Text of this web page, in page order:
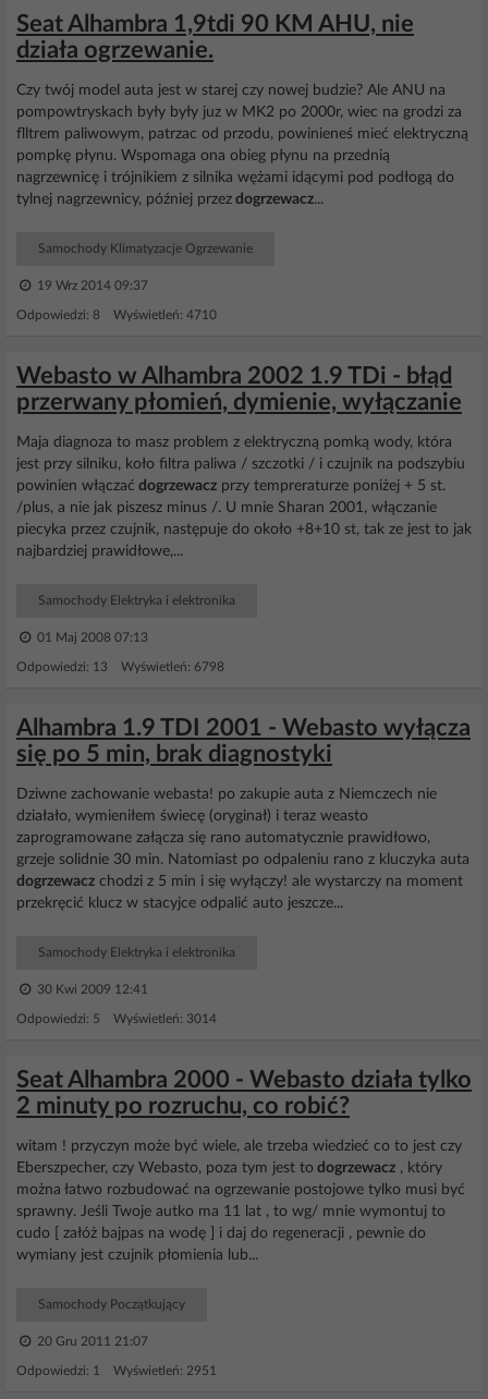
Seat Alhambra 1,9tdi 90 KM AHU, nie
działa ogrzewanie.
Czy twój model auta jest w starej czy nowej budzie? Ale ANU na
pompowtryskach były były juz w MK2 po 2000r, wiec na grodzi za
flltrem paliwowym, patrzac od przodu, powinieneś mieć elektryczną
pompkę płynu. Wspomaga ona obieg płynu na przednią
nagrzewnicę i trójnikiem z silnika wężami idącymi pod podłogą do
tylnej nagrzewnicy, później przez dogrzewacz...
Samochody Klimatyzacje Ogrzewanie
19 Wrz 2014 09:37
Odpowiedzi: 8 Wyświetleń: 4710
Webasto w Alhambra 2002 1.9 TDi - błąd
przerwany płomień, dymienie, wyłączanie
Maja diagnoza to masz problem z elektryczną pomką wody, która
jest przy silniku, koło filtra paliwa / szczotki / i czujnik na podszybiu
powinien włączać dogrzewacz przy tempreraturze poniżej + 5 st.
/plus, a nie jak piszesz minus /. U mnie Sharan 2001, włączanie
piecyka przez czujnik, następuje do około +8+10 st, tak ze jest to jak
najbardziej prawidłowe,...
Samochody Elektryka i elektronika
01 Maj 2008 07:13
Odpowiedzi: 13 Wyświetleń: 6798
Alhambra 1.9 TDI 2001 - Webasto wyłącza
się po 5 min, brak diagnostyki
Dziwne zachowanie webasta! po zakupie auta z Niemczech nie
działało, wymieniłem świecę (oryginał) i teraz weasto
zaprogramowane załącza się rano automatycznie prawidłowo,
grzeje solidnie 30 min. Natomiast po odpaleniu rano z kluczyka auta
dogrzewacz chodzi z 5 min i się wyłączy! ale wystarczy na moment
przekręcić klucz w stacyjce odpalić auto jeszcze...
Samochody Elektryka i elektronika
30 Kwi 2009 12:41
Odpowiedzi: 5 Wyświetleń: 3014
Seat Alhambra 2000 - Webasto działa tylko
2 minuty po rozruchu, co robić?
witam ! przyczyn może być wiele, ale trzeba wiedzieć co to jest czy
Eberszpecher, czy Webasto, poza tym jest to dogrzewacz , który
można łatwo rozbudować na ogrzewanie postojowe tylko musi być
sprawny. Jeśli Twoje autko ma 11 lat , to wg/ mnie wymontuj to
cudo [ załóż bajpas na wodę ] i daj do regeneracji , pewnie do
wymiany jest czujnik płomienia lub...
Samochody Początkujący
20 Gru 2011 21:07
Odpowiedzi: 1 Wyświetleń: 2951